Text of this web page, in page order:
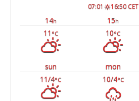
07:01 16:50 CET
14h 15h
11 °C 10°C
sun mon
11/4°C 10/4°C